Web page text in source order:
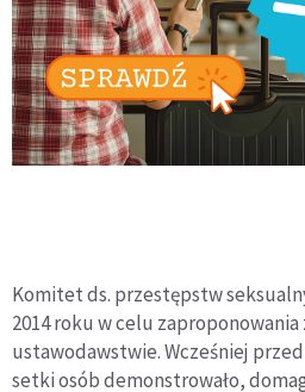
Komitet ds. przestępstw
2014 roku w celu zaproponowania
ustawodawstwie. Wcześniej
setki osób demonstrowało,